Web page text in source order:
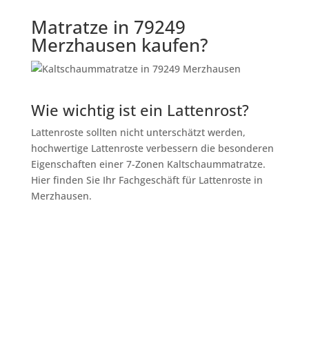
Matratze in 79249
Merzhausen kaufen?
Wie wichtig ist ein Lattenrost?
Lattenroste sollten nicht unterschätzt werden,
hochwertige Lattenroste verbessern die besonderen
Eigenschaften einer 7-Zonen Kaltschaummatratze.
Hier finden Sie Ihr Fachgeschäft für Lattenroste in
Merzhausen.